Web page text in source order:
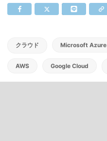
クラウド Microsoft Azure
AWS Google Cloud